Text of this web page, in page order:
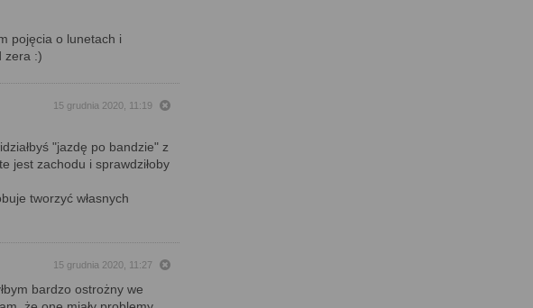
pojęcia o lunetach i
zera :)
15 grudnia 2020, 11:19
"jazdę po bandzie" z
jest zachodu i sprawdziłoby
tworzyć własnych
15 grudnia 2020, 11:27
bardzo ostrożny we